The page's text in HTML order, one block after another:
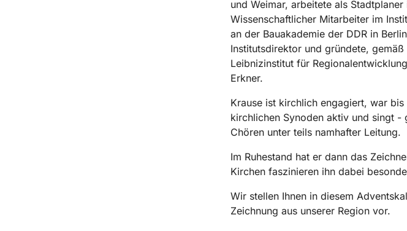
und Weimar, arbeitete als
Wissenschaftlicher Mitarbeiter im
an der Bauakademie der DDR in
Institutsdirektor und gründete,
Leibnizinstitut für
Erkner.
Krause ist kirchlich engagiert, war
kirchlichen Synoden aktiv und singt -
Chören unter teils namhafter Leitung.
Im Ruhestand hat er dann das
Kirchen faszinieren ihn dabei
Wir stellen Ihnen in diesem
Zeichnung aus unserer Region vor.